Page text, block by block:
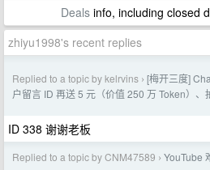
Dealsinfo, including closed
zhiyu1998's recent replies
Replied to a topic by kelrvins › [梅开三度]
户留言 ID 再送 5 元（价值 250 万 Token）
ID 338 谢谢老板
Replied to a topic by CNM47589 › YouTube